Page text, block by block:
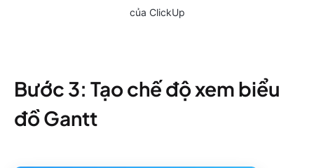
của ClickUp
Bước 3: Tạo chế độ xem biểu
đồ Gantt